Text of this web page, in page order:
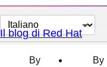
Cambia
lingua
Il blog di Red Hat
By
By